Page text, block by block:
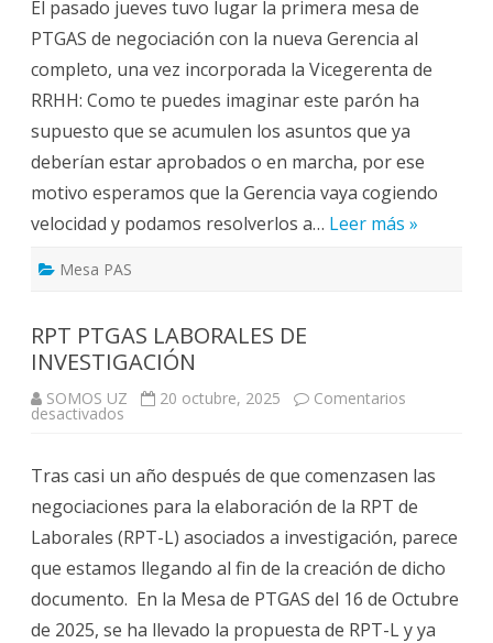
PRIMERA
MESA
DE
NEGOCIACIÓN
CON
LA
NUEVA
GERENCIA
16/10/2025
El pasado jueves tuvo lugar la primera mesa de
PTGAS de negociación con la nueva Gerencia al
completo, una vez incorporada la Vicegerenta de
RRHH: Como te puedes imaginar este parón ha
supuesto que se acumulen los asuntos que ya
deberían estar aprobados o en marcha, por ese
motivo esperamos que la Gerencia vaya cogiendo
velocidad y podamos resolverlos a… Leer más »
Mesa PAS
RPT PTGAS LABORALES DE
INVESTIGACIÓN
SOMOS UZ 20 octubre, 2025 Comentarios
desactivados
DE
INVESTIGACIÓN
Tras casi un año después de que comenzasen las
negociaciones para la elaboración de la RPT de
Laborales (RPT-L) asociados a investigación, parece
que estamos llegando al fin de la creación de dicho
documento. En la Mesa de PTGAS del 16 de Octubre
de 2025, se ha llevado la propuesta de RPT-L y ya